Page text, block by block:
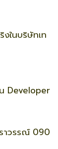
ในบริษัทเท
Developer
าวรรณ์ 090